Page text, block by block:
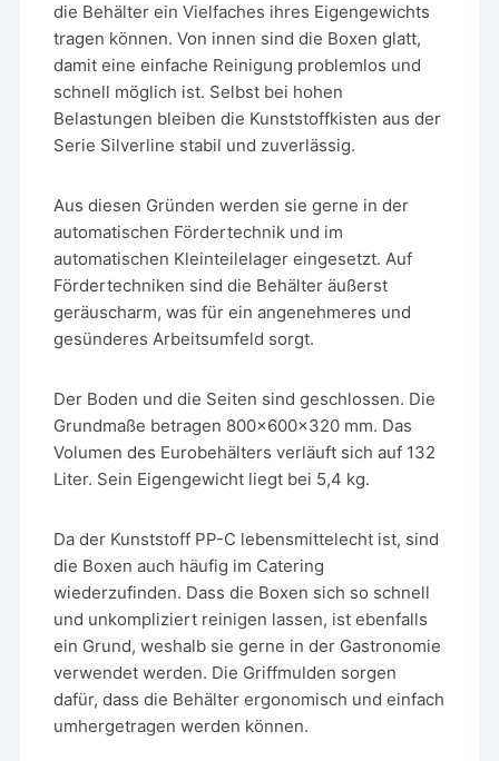
die Behälter ein Vielfaches ihres Eigengewichts
tragen können. Von innen sind die Boxen glatt,
damit eine einfache Reinigung problemlos und
schnell möglich ist. Selbst bei hohen
Belastungen bleiben die Kunststoffkisten aus der
Serie Silverline stabil und zuverlässig.
Aus diesen Gründen werden sie gerne in der
automatischen Fördertechnik und im
automatischen Kleinteilelager eingesetzt. Auf
Fördertechniken sind die Behälter äußerst
geräuscharm, was für ein angenehmeres und
gesünderes Arbeitsumfeld sorgt.
Der Boden und die Seiten sind geschlossen. Die
Grundmaße betragen 800x600x320 mm. Das
Volumen des Eurobehälters verläuft sich auf 132
Liter. Sein Eigengewicht liegt bei 5,4 kg.
Da der Kunststoff PP-C lebensmittelecht ist, sind
die Boxen auch häufig im Catering
wiederzufinden. Dass die Boxen sich so schnell
und unkompliziert reinigen lassen, ist ebenfalls
ein Grund, weshalb sie gerne in der Gastronomie
verwendet werden. Die Griffmulden sorgen
dafür, dass die Behälter ergonomisch und einfach
umhergetragen werden können.